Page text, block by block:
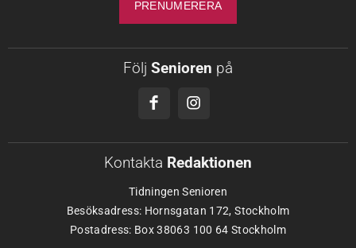
Följ Senioren på
Kontakta Redaktionen
Tidningen Senioren
Besöksadress: Hornsgatan 172, Stockholm
Postadress: Box 38063 100 64 Stockholm